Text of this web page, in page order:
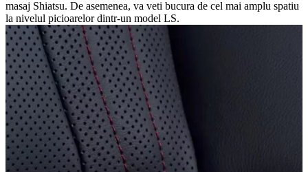
masaj Shiatsu. De asemenea, va veti bucura de cel mai amplu spatiu
la nivelul picioarelor dintr-un model LS.